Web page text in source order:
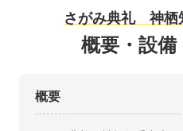
さがみ典礼 神栖
概要・設
概要